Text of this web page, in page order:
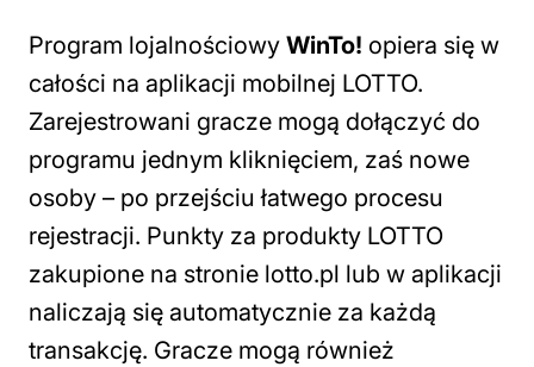
Program lojalnościowy WinTo! opiera się w
całości na aplikacji mobilnej LOTTO.
Zarejestrowani gracze mogą dołączyć do
programu jednym kliknięciem, zaś nowe
osoby – po przejściu łatwego procesu
rejestracji. Punkty za produkty LOTTO
zakupione na stronie lotto.pl lub w aplikacji
naliczają się automatycznie za każdą
transakcję. Gracze mogą również